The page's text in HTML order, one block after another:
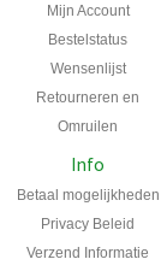
Mijn Account
Bestelstatus
Wensenlijst
Retourneren en
Omruilen
Info
Betaal mogelijkheden
Privacy Beleid
Verzend Informatie